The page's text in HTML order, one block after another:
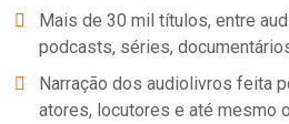
Mais de 30 mil títulos, entre
podcasts, séries,
Narração dos audiolivros feita
atores, locutores e até mesmo